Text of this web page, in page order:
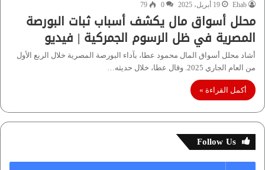
Ehab 19 أبريل، 2025 0
79
محلل أسواق مال يكشف أسباب ثبات البورصة
المصرية في ظل الرسوم الجمركية | فيديو
أشاد محلل أسواق المال محمود عطا، بآداء البورصة المصرية خلال الربع الأول
من العام الجاري 2025. وقال عطا، خلال حديثه…
أكمل القراءة »
Follow Us